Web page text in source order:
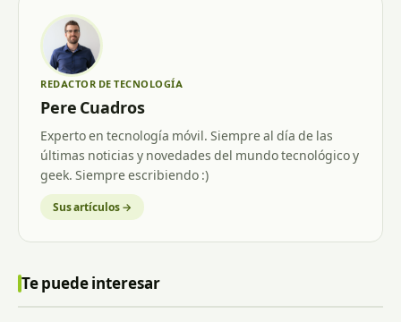
REDACTOR DE TECNOLOGÍA
Pere Cuadros
Experto en tecnología móvil. Siempre al día de las
últimas noticias y novedades del mundo tecnológico y
geek. Siempre escribiendo :)
Sus artículos →
Te puede interesar